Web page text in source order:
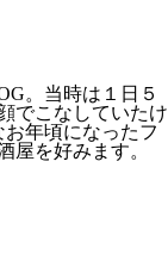
。当時は１日５
でこなしていたけ
年頃になったフ
屋を好みます。